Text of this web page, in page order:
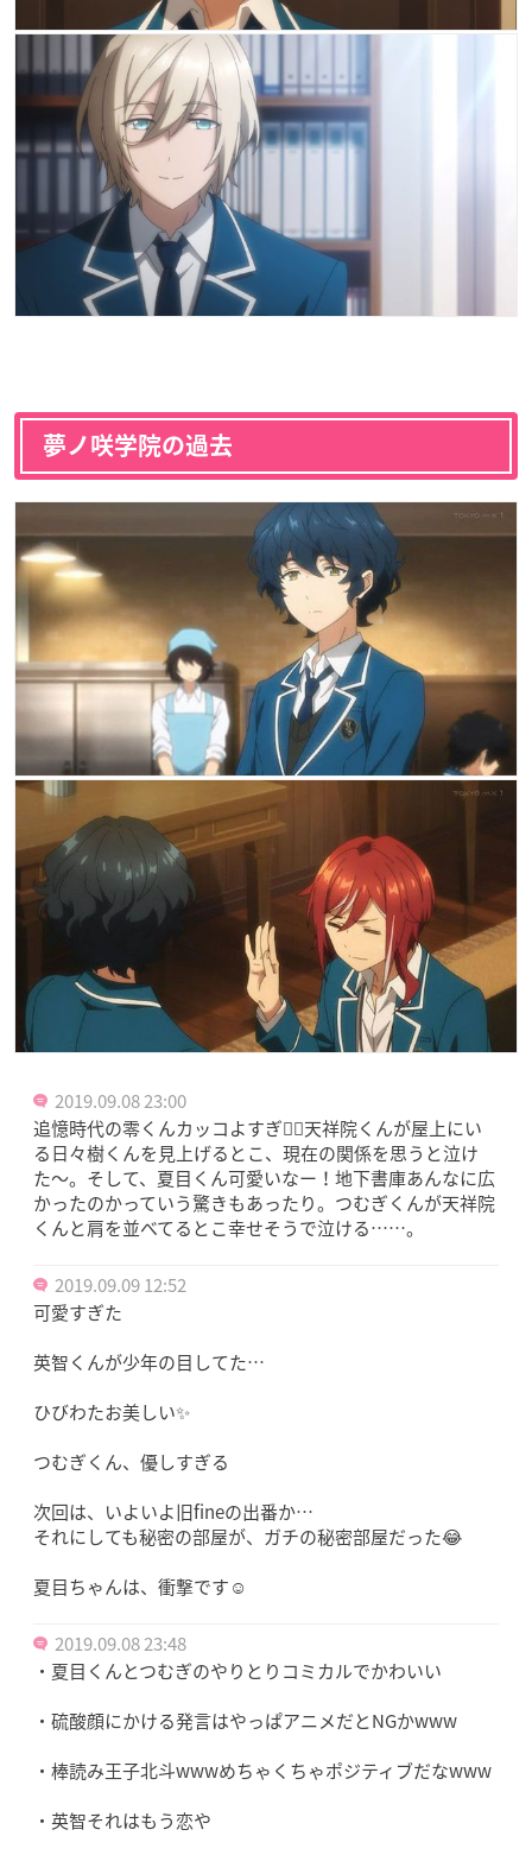
夢ノ咲学院の過去
2019.09.08 23:00
追憶時代の零くんカッコよすぎ🤦‍♀️天祥院くんが屋上にい
る日々樹くんを見上げるとこ、現在の関係を思うと泣け
た〜。そして、夏目くん可愛いなー！地下書庫あんなに広
かったのかっていう驚きもあったり。つむぎくんが天祥院
くんと肩を並べてるとこ幸せそうで泣ける……。
2019.09.09 12:52
可愛すぎた
英智くんが少年の目してた…
ひびわたお美しい✨
つむぎくん、優しすぎる
次回は、いよいよ旧fineの出番か…
それにしても秘密の部屋が、ガチの秘密部屋だった😂
夏目ちゃんは、衝撃です☺️
2019.09.08 23:48
・夏目くんとつむぎのやりとりコミカルでかわいい
・硫酸顔にかける発言はやっぱアニメだとNGかwww
・棒読み王子北斗wwwめちゃくちゃポジティブだなwww
・英智それはもう恋や